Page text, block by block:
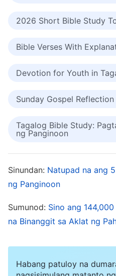
madali, ang mahirap ay
kakayahan ang mga tao
mabubuting gawa sa
anuman ang kanilang
ibinunyag ang
hindi magtatagal. Kapag
gumagawa upang iligtas
gawain ng Diyos ay para
ipanganak na bagong
pagpapakabait ay hindi
2026 Short Bible Study
Bible Verses With
Devotion for Youth in
Sunday Gospel
Tagalog Bible Study:
ng Panginoon
Sinundan: Natupad na ang
ng Panginoon
Sumunod: Sino ang
na Binanggit sa Aklat ng
Habang patuloy na